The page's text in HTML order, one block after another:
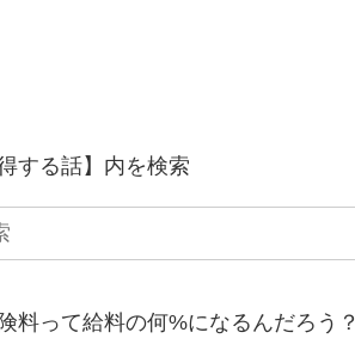
する話】内を検索
料って給料の何%になるんだろう？